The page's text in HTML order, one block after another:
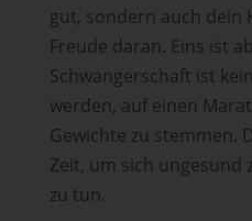
gut, sondern auch dein
Freude daran. Eins ist
Schwangerschaft ist
werden, auf einen
Gewichte zu stemmen.
Zeit, um sich
zu tun.